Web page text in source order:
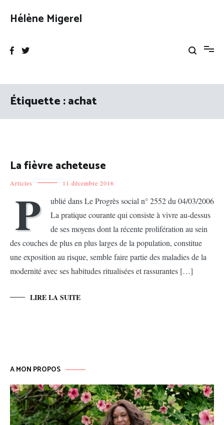
Hélène Migerel
Étiquette :achat
La fièvre acheteuse
Articles 11 décembre 2016
P
ublié dans Le Progrès social n° 2552 du 04/03/2006
La pratique courante qui consiste à vivre au-dessus
de ses moyens dont la récente prolifération au sein
des couches de plus en plus larges de la population, constitue
une exposition au risque, semble faire partie des maladies de la
modernité avec ses habitudes ritualisées et rassurantes […]
LIRE LA SUITE
A MON PROPOS